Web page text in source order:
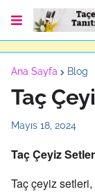
Ana Sayfa Blog
Taç
Mayıs 18, 2024
Taç Çeyiz
Taç çeyiz setleri,